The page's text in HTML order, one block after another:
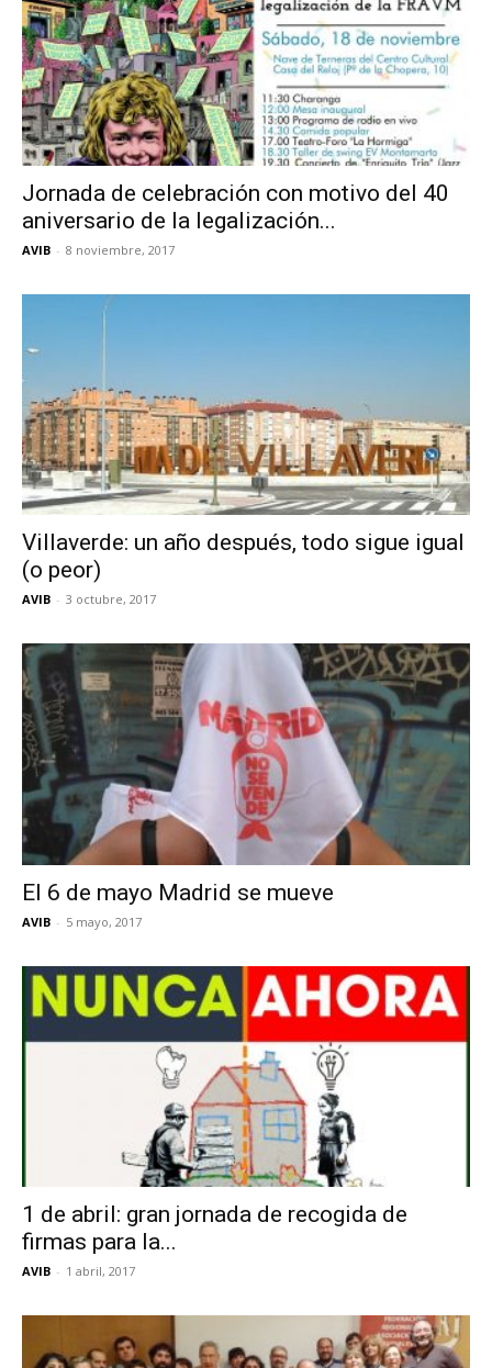
Jornada de celebración con motivo del 40
aniversario de la legalización...
AVIB - 8 noviembre, 2017
Villaverde: un año después, todo sigue igual
(o peor)
AVIB - 3 octubre, 2017
El 6 de mayo Madrid se mueve
AVIB - 5 mayo, 2017
1 de abril: gran jornada de recogida de
firmas para la...
AVIB - 1 abril, 2017